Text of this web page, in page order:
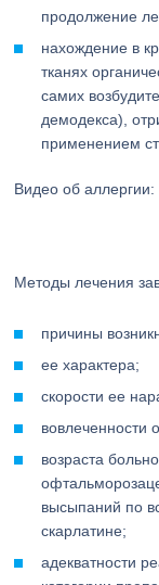
продолжение
нахождение в
тканях
самих
демодекса),
применением
Видео об аллергии:
Методы лечения
причины
ее характера;
скорости ее
вовлеченности
возраста
высыпаний по
скарлатине;
адекватности